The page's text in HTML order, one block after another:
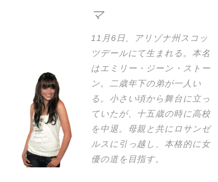
マ
11月6日、アリゾナ州スコッ
ツデールにて生まれる。本名
はエミリー・ジーン・ストー
ン。二歳年下の弟が一人い
る。小さい頃から舞台に立っ
ていたが、十五歳の時に高校
を中退。母親と共にロサンゼ
ルスに引っ越し、本格的に女
優の道を目指す。